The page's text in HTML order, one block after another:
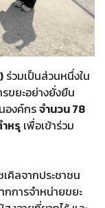
ร่วมเป็นส่วนหนึ่งใน
ขยะอย่างยั่งยืน
องค์กรจำนวน 78
หรุ เพื่อเข้าร่วม
คิลจากประชาชน
กการจำหน่ายขยะ